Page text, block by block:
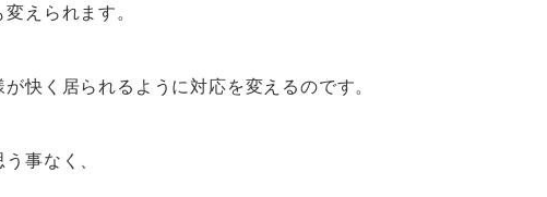
えられます。
快く居られるように対応を変えるのです。
事なく、